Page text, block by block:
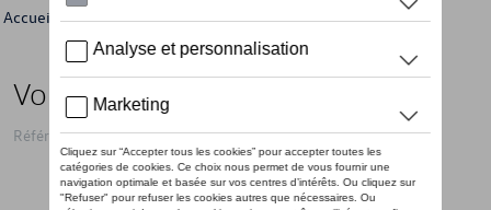
Accueil >Pour vous >ID Collection >Accessoires > Détail
Voiture jouet VW en bois ID Buzz
Référence: 1T3087511A